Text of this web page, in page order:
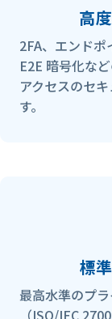
高
2FA、エンドポ
E2E 暗号化な
アクセスのセ
す。
標
最高水準のプ
（ISO/IEC